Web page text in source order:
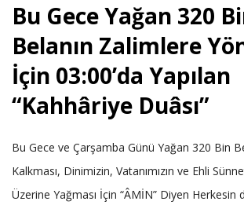
Bu Gece Yağan 320
Belanın Zalimlere
İçin 03:00’da Yapılan
“Kahhâriye Duâsı”
Bu Gece ve Çarşamba Günü Yağan 320 Bin
Kalkması, Dinimizin, Vatanımızın ve Ehli
Üzerine Yağması İçin “ÂMİN” Diyen Herkesin